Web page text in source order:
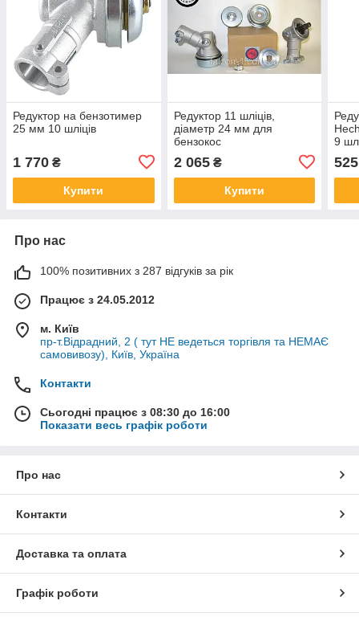
Редуктор на бензотимер
25 мм 10 шліців
1 770 ₴
Купити
Редуктор 11 шліців,
діаметр 24 мм для
бензокос
2 065₴
Купити
9
525
Про нас
100% позитивних з 287 відгуків за рік
Працює з 24.05.2012
м. Київ
пр-т.Відрадний, 2 ( тут НЕ ведеться торгівля та НЕМАЄ
самовивозу), Київ, Україна
Контакти
Сьогодні працює з 08:30 до 16:00
Показати весь графік роботи
Про нас
Контакти
Доставка та оплата
Графік роботи